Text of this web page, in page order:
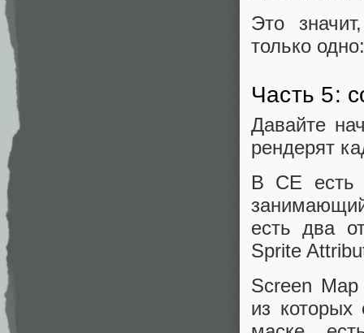
Это
только
Часть 5:
Давайте
рендерят
В CE есть
есть два
Sprite
Screen
из которых